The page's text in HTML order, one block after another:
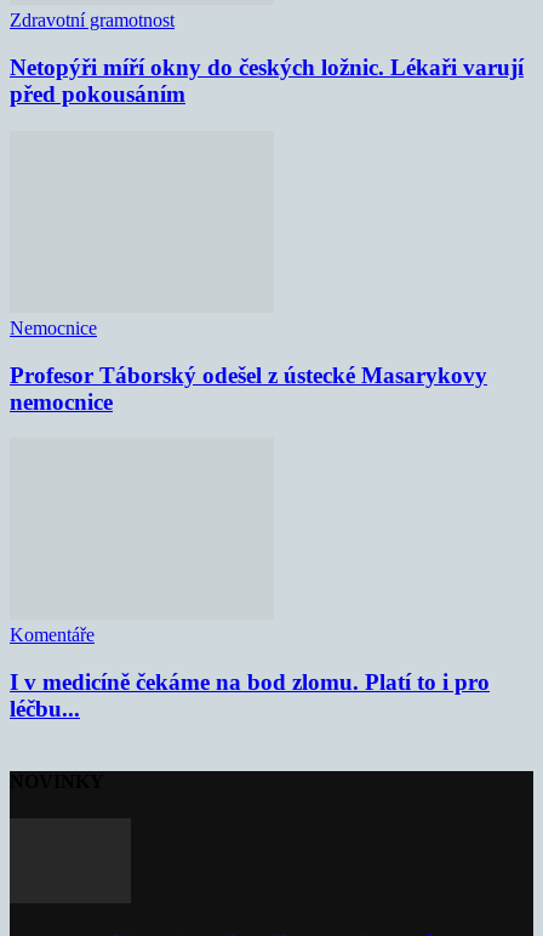
Zdravotní gramotnost
Netopýři míří okny do českých ložnic. Lékaři varují
před pokousáním
Nemocnice
Profesor Táborský odešel z ústecké Masarykovy
nemocnice
Komentáře
I v medicíně čekáme na bod zlomu. Platí to i pro
léčbu...